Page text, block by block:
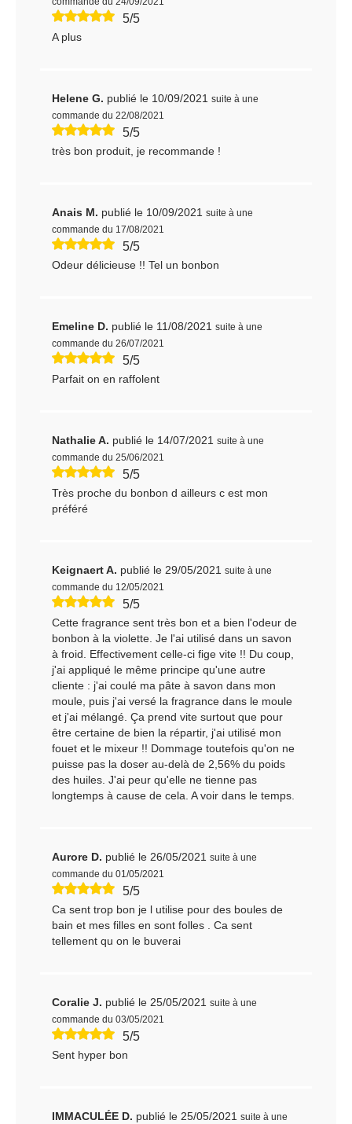
5/5
A plus
Helene G. publié le 10/09/2021 suite à une
commande du 22/08/2021
5/5
très bon produit, je recommande !
Anais M. publié le 10/09/2021 suite à une
commande du 17/08/2021
5/5
Odeur délicieuse !! Tel un bonbon
Emeline D. publié le 11/08/2021 suite à une
commande du 26/07/2021
5/5
Parfait on en raffolent
Nathalie A. publié le 14/07/2021 suite à une
commande du 25/06/2021
5/5
Très proche du bonbon d ailleurs c est mon
préféré
Keignaert A. publié le 29/05/2021 suite à une
commande du 12/05/2021
5/5
Cette fragrance sent très bon et a bien l'odeur de
bonbon à la violette. Je l'ai utilisé dans un savon
à froid. Effectivement celle-ci fige vite !! Du coup,
j'ai appliqué le même principe qu'une autre
cliente : j'ai coulé ma pâte à savon dans mon
moule, puis j'ai versé la fragrance dans le moule
et j'ai mélangé. Ça prend vite surtout que pour
être certaine de bien la répartir, j'ai utilisé mon
fouet et le mixeur !! Dommage toutefois qu'on ne
puisse pas la doser au-delà de 2,56% du poids
des huiles. J'ai peur qu'elle ne tienne pas
longtemps à cause de cela. A voir dans le temps.
Aurore D. publié le 26/05/2021 suite à une
commande du 01/05/2021
5/5
Ca sent trop bon je l utilise pour des boules de
bain et mes filles en sont folles . Ca sent
tellement qu on le buverai
Coralie J. publié le 25/05/2021 suite à une
commande du 03/05/2021
5/5
Sent hyper bon
IMMACULÉE D. publié le 25/05/2021 suite à une